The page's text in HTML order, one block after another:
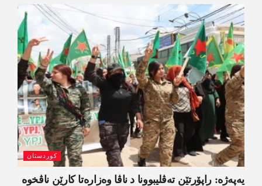
کوردستان
یەپەژە: راپۆرتێن تەڤلیبوونا د ناڤا وەزارەتا کارێن ناڤخوە